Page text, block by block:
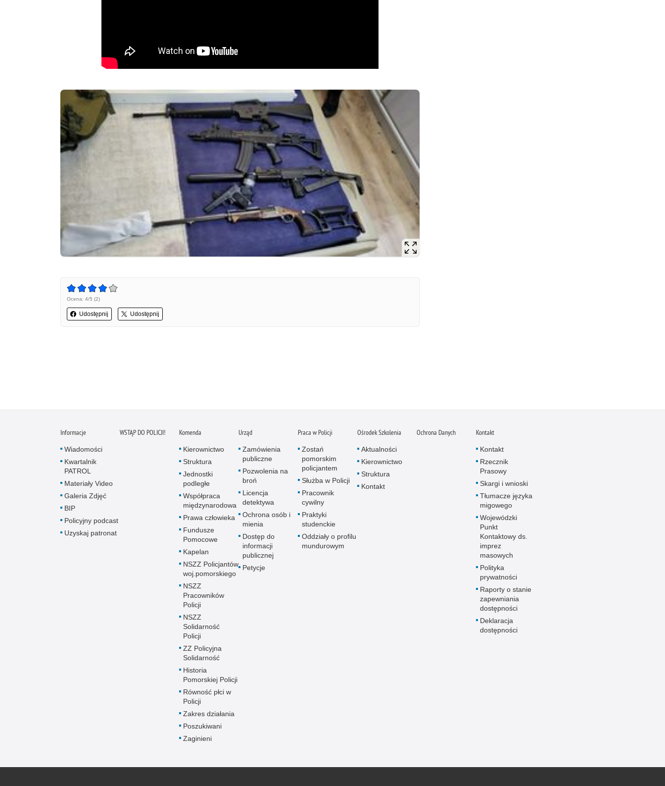
Ocena: 4/5 (2)
Udostępnij Udostępnij
Informacje
Wiadomości
Kwartalnik
PATROL
Materiały Video
Galeria Zdjęć
BIP
Policyjny podcast
Uzyskaj patronat
WSTĄP DO POLICJI! Komenda
Kierownictwo
Struktura
Jednostki
podległe
Współpraca
międzynarodowa
Prawa człowieka
Fundusze
Pomocowe
Kapelan
NSZZ Policjantów
woj.pomorskiego
NSZZ
Pracowników
Policji
NSZZ
Solidarność
Policji
ZZ Policyjna
Solidarność
Historia
Pomorskiej Policji
Równość płci w
Policji
Zakres działania
Poszukiwani
Zaginieni
Urząd
Zamówienia
publiczne
Pozwolenia na
broń
Licencja
detektywa
Ochrona osób i
mienia
Dostęp do
informacji
publicznej
Petycje
Praca w Policji
Zostań
pomorskim
policjantem
Służba w Policji
Pracownik
cywilny
Praktyki
studenckie
Oddziały o profilu
mundurowym
Ośrodek Szkolenia
Aktualności
Kierownictwo
Struktura
Kontakt
Ochrona Danych Kontakt
Kontakt
Rzecznik
Prasowy
Skargi i wnioski
Tłumacze języka
migowego
Wojewódzki
Punkt
Kontaktowy ds.
imprez
masowych
Polityka
prywatności
Raporty o stanie
zapewniania
dostępności
Deklaracja
dostępności